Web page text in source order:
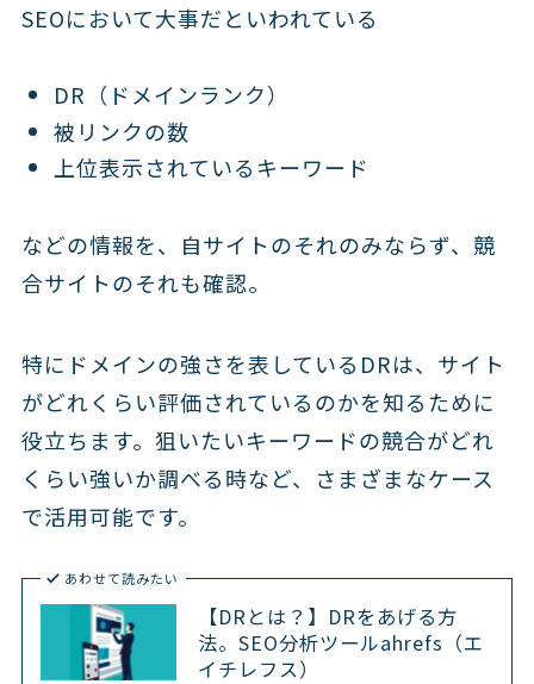
SEOにおいて大事だといわれている
DR（ドメインランク）
被リンクの数
上位表示されているキーワード
などの情報を、自サイトのそれのみならず、競
合サイトのそれも確認。
特にドメインの強さを表しているDRは、サイト
がどれくらい評価されているのかを知るために
役立ちます。狙いたいキーワードの競合がどれ
くらい強いか調べる時など、さまざまなケース
で活用可能です。
あわせて読みたい
【DRとは？】DRをあげる方
法。SEO分析ツールahrefs（エ
イチレフス）